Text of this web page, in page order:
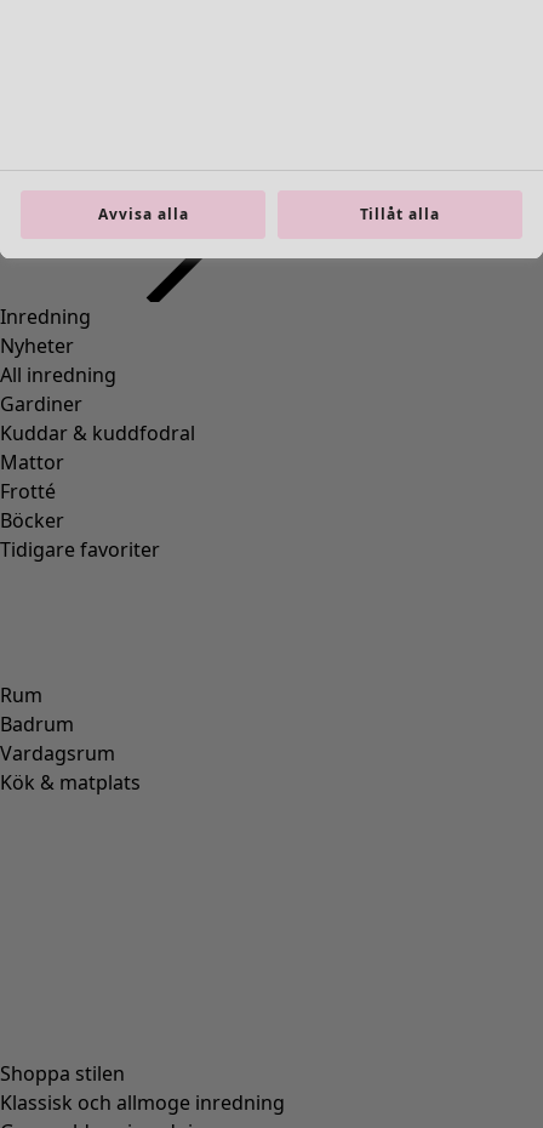
Inredning
Nyheter
All inredning
Gardiner
Kuddar & kuddfodral
Mattor
Frotté
Böcker
Tidigare favoriter
Rum
Badrum
Vardagsrum
Kök & matplats
Shoppa stilen
Klassisk och allmoge inredning
Avvisa alla Tillåt alla